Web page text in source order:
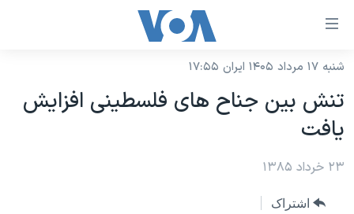
لینکهای
دسترسی
جهش
محتوای
اصلی
نسخه سبک وب‌سایت
موضوع ها
ایران
آمریکا
برنامه های تلویزیونی
جدول برنامه ها
شنبه ۱۷ مرداد ۱۴۰۵ ایران ۱۷:۵۵
تنش بين جناح های فلسطينی افزايش
يافت
۲۳ خرداد ۱۳۸۵
اشتراک